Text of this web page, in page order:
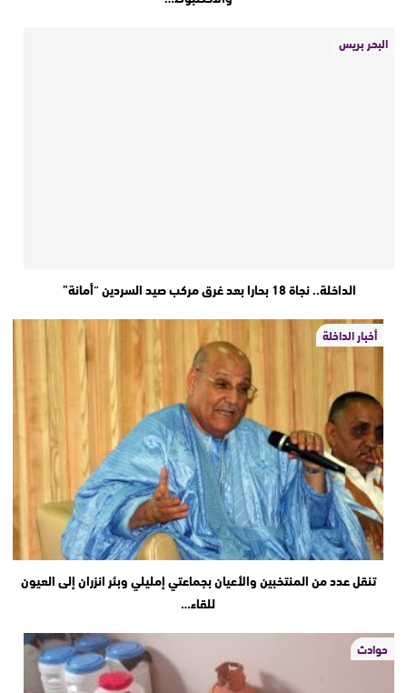
البحر بريس
الداخلة.. نجاة 18 بحارا بعد غرق مركب صيد السردين “أمانة”
أخبار الداخلة
تنقل عدد من المنتخبين والأعيان بجماعتي إمليلي وبئر انزران إلى العيون
للقاء…
حوادث